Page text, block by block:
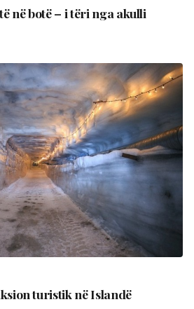
në botë – i tëri nga akulli
turistik në Islandë